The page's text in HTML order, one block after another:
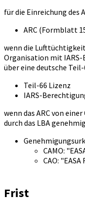
für die Einreichung des
ARC (Formblatt
wenn die
Organisation mit
über eine deutsche
Teil-66 Lizenz
IARS-
wenn das ARC von
durch das LBA
CAMO:
CAO:
Frist